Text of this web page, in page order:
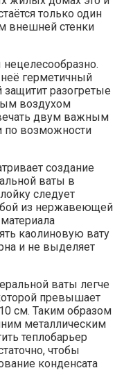
только один
внешней стенки
герметичный
разогретые
воздухом
двум важным
по возможности
создание
ваты в
следует
из нержавеющей
каолиновую вату
и не выделяет
ваты легче
превышает
см. Таким образом
металлическим
теплобарьер
чтобы
конденсата